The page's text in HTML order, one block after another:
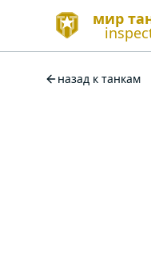
мир
назад к танкам